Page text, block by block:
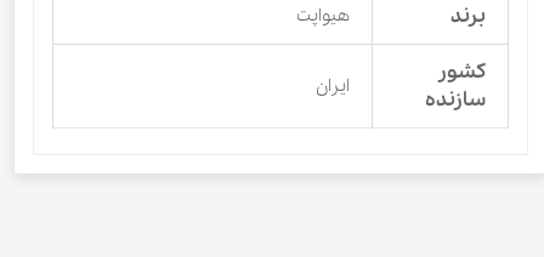
برند هیواپت
کشور
سازنده
ایران